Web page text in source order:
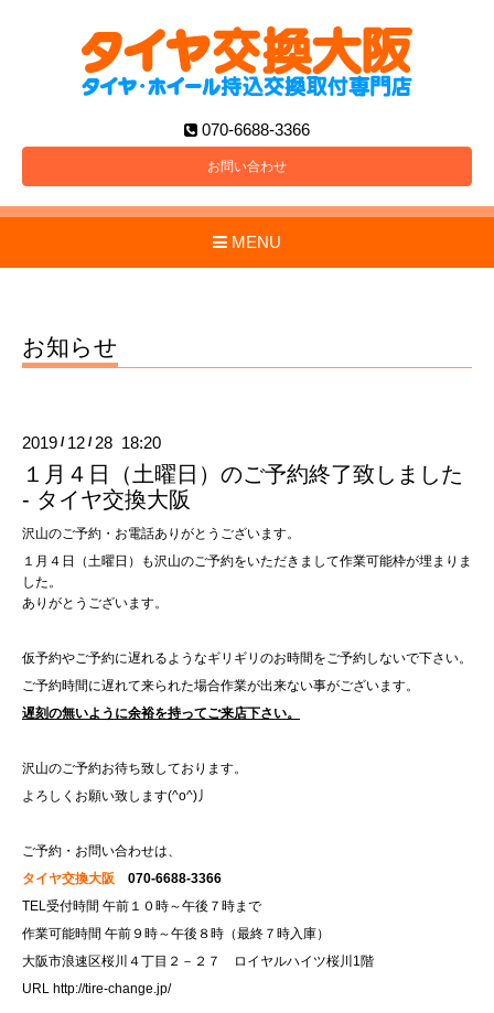
070-6688-3366
お問い合わせ
MENU
お知らせ
2019 / 12 / 28 18:20
１月４日（土曜日）のご予約終了致しました
- タイヤ交換大阪
沢山のご予約・お電話ありがとうございます。
１月４日（土曜日）も沢山のご予約をいただきまして作業可能枠が埋まりま
した。
ありがとうございます。
仮予約やご予約に遅れるようなギリギリのお時間をご予約しないで下さい。
ご予約時間に遅れて来られた場合作業が出来ない事がございます。
遅刻の無いように余裕を持ってご来店下さい。
沢山のご予約お待ち致しております。
よろしくお願い致します(^o^)丿
ご予約・お問い合わせは、
タイヤ交換大阪 070-6688-3366
TEL受付時間 午前１０時～午後７時まで
作業可能時間 午前９時～午後８時（最終７時入庫）
大阪市浪速区桜川４丁目２－２７ ロイヤルハイツ桜川1階
URL http://tire-change.jp/